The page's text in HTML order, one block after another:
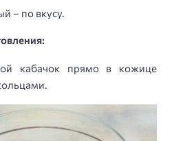
– по вкусу.
кабачок прямо в кожице